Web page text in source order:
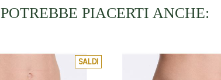
POTREBBE PIACERTI ANCHE:
SALDI